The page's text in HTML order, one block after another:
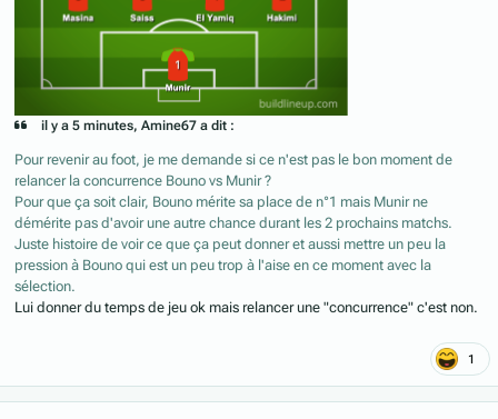
il y a 5 minutes, Amine67 a dit :
Pour revenir au foot, je me demande si ce n'est pas le bon moment de
relancer la concurrence Bouno vs Munir ?
Pour que ça soit clair, Bouno mérite sa place de n°1 mais Munir ne
démérite pas d'avoir une autre chance durant les 2 prochains matchs.
Juste histoire de voir ce que ça peut donner et aussi mettre un peu la
pression à Bouno qui est un peu trop à l'aise en ce moment avec la
sélection.
Lui donner du temps de jeu ok mais relancer une "concurrence" c'est non.
1